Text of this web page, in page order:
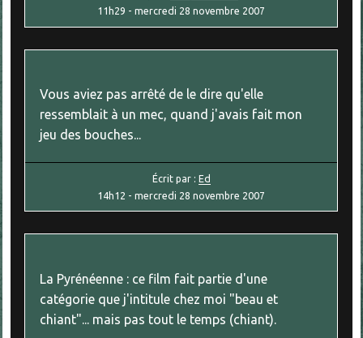
11h29 -mercredi 28 novembre 2007
Vous aviez pas arrêté de le dire qu'elle
ressemblait à un mec, quand j'avais fait mon
jeu des bouches...
Écrit par : Ed
14h12 -mercredi 28 novembre 2007
La Pyrénéenne : ce film fait partie d'une
catégorie que j'intitule chez moi "beau et
chiant"... mais pas tout le temps (chiant).